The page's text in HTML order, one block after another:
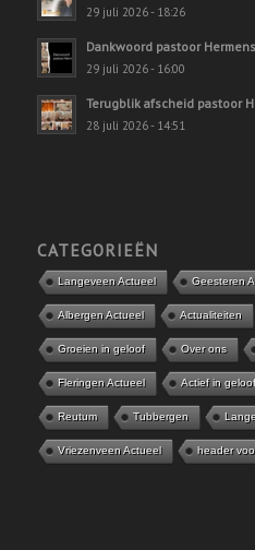
29 juli 2026 - 18:26
Dankwoord pastoor Hermens
29 juli 2026 - 16:00
Terugblik afscheid pastoor
28 juli 2026 - 14:51
CATEGORIEËN
Langeveen Actueel Geesteren
Albergen Actueel Actualiteiten
Groeien in geloof Over ons
Fleringen Actueel Actief in geloof
Reutum Tubbergen
Vriezenveen Actueel header